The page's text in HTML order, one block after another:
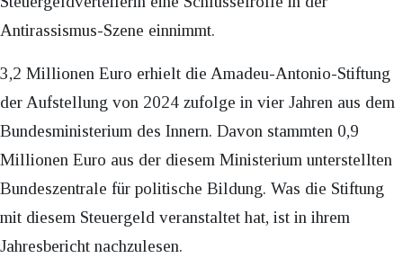
Antirassismus-Szene einnimmt.
3,2 Millionen Euro erhielt die Amadeu-Antonio-Stiftung
der Aufstellung von 2024 zufolge in vier Jahren aus dem
Bundesministerium des Innern. Davon stammten 0,9
Millionen Euro aus der diesem Ministerium unterstellten
Bundeszentrale für politische Bildung. Was die Stiftung
mit diesem Steuergeld veranstaltet hat, ist in ihrem
Jahresbericht nachzulesen.